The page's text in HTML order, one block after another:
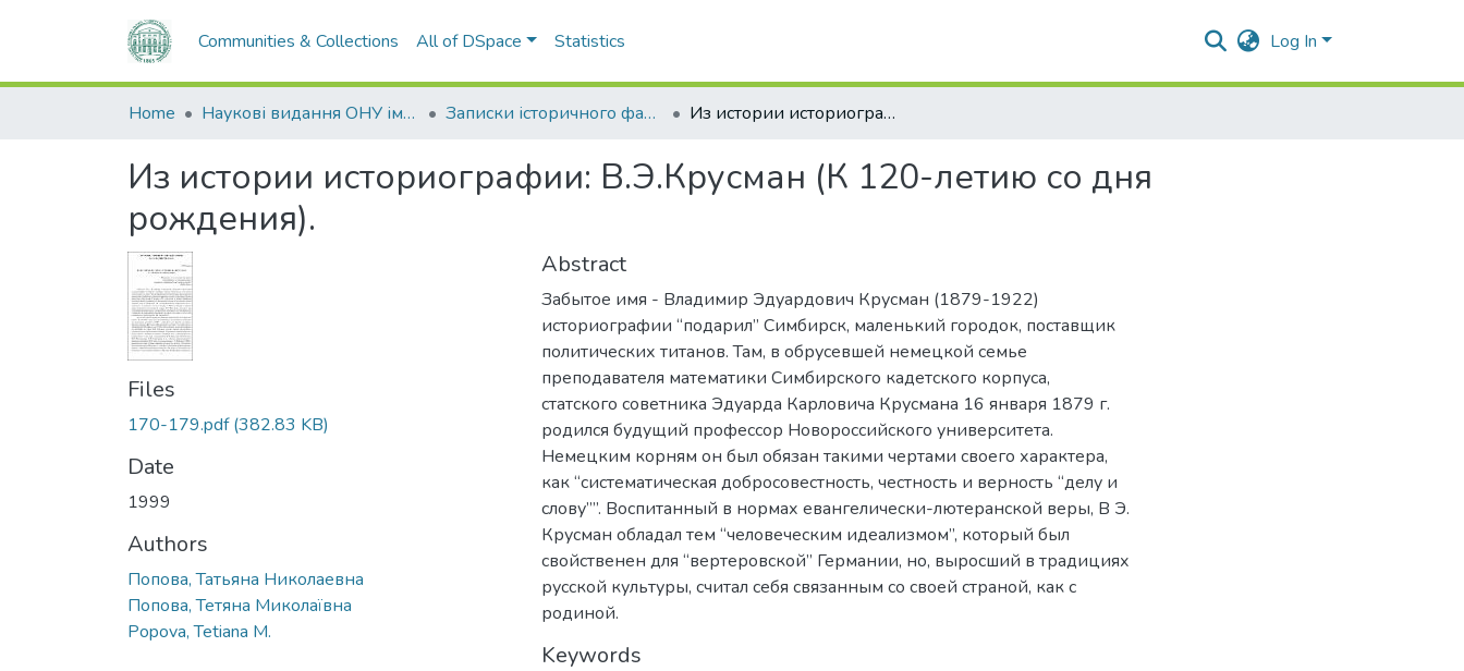
Communities & Collections All of DSpace Statistics Log In
Home Наукові видання ОНУ імені І. І. Мечникова Записки історичного факультету Из истории историографии: В.Э.Крусман (К 120-летию со дня рождения).
Из истории историографии: В.Э.Крусман (К 120-летию со дня
рождения).
Files
170-179.pdf(382.83 KB)
Date
1999
Authors
Попова, Татьяна Николаевна
Попова, Тетяна Миколаївна
Popova, Tetiana M.
Abstract
Забытое имя - Владимир Эдуардович Крусман (1879-1922)
историографии “подарил” Симбирск, маленький городок, поставщик
политических титанов. Там, в обрусевшей немецкой семье
преподавателя математики Симбирского кадетского корпуса,
статского советника Эдуарда Карловича Крусмана 16 января 1879 г.
родился будущий профессор Новороссийского университета.
Немецким корням он был обязан такими чертами своего характера,
как “систематическая добросовестность, честность и верность “делу и
слову””. Воспитанный в нормах евангелически-лютеранской веры, В Э.
Крусман обладал тем “человеческим идеализмом”, который был
свойственен для “вертеровской” Германии, но, выросший в традициях
русской культуры, считал себя связанным со своей страной, как с
родиной.
Keywords